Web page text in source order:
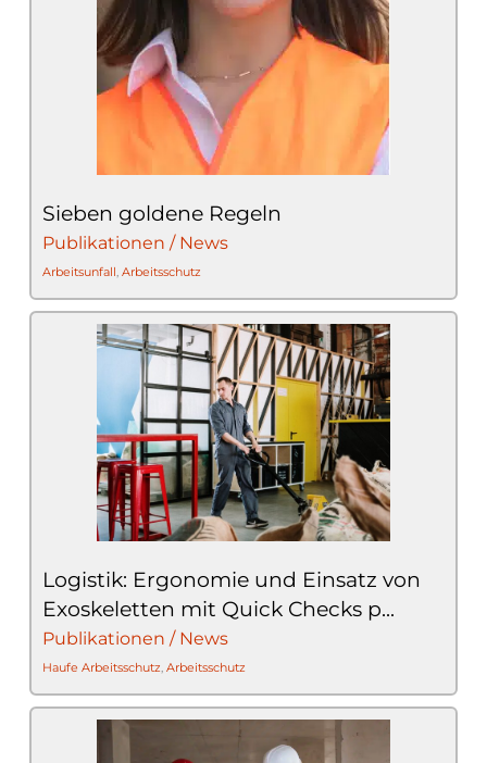
Sieben goldene Regeln
Publikationen / News
Arbeitsunfall, Arbeitsschutz
Logistik: Ergonomie und Einsatz von
Exoskeletten mit Quick Checks p...
Publikationen / News
Haufe Arbeitsschutz, Arbeitsschutz